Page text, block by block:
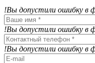
!Вы допустили ошибку в
!Вы допустили ошибку в
!Вы допустили ошибку в